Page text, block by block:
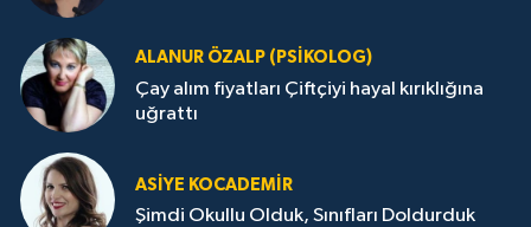
ALANUR ÖZALP (PSIKOLOG)
Çay alım fiyatları Çiftçiyi hayal kırıklığına
uğrattı
ASIYE KOCADEMİR
Şimdi Okullu Olduk, Sınıfları Doldurduk